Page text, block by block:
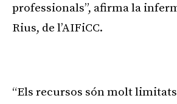
professionals”, afirma la
Rius, de l’AIFiCC.
“Els recursos són molt